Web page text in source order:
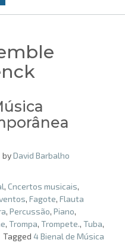
byDavid Barbalho
, Cncertos musicais,
, Fagote, Flauta
, Percussão, Piano,
, Trompa, Trompete., Tuba,
Tagged 4 Bienal de Música